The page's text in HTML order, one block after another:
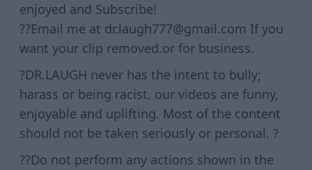
enjoyed and Subscribe!
??Email me at dr.laugh777@gmail.com If you
want your clip removed.or for business.
?DR.LAUGH never has the intent to bully;
harass or being racist, our videos are funny,
enjoyable and uplifting. Most of the content
should not be taken seriously or personal. ?
??Do not perform any actions shown in the